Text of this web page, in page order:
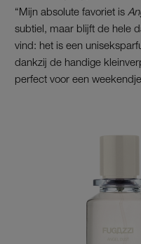
“Mijn absolute favoriet is
subtiel, maar blijft de hele
vind: het is een
dankzij de handige
perfect voor een